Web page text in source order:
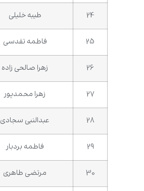
24 طیبه خلیلی
25 فاطمه تقدسی
26 زهرا صالحی زاده
27 زهرا محمدپور
28 عبدالنبی سجادی
29 فاطمه بردبار
30 مرتضی طاهری